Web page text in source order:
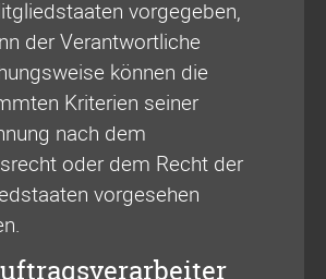
vorgegeben,
der Verantwortliche
können die
Kriterien seiner
nach dem
oder dem Recht der
vorgesehen